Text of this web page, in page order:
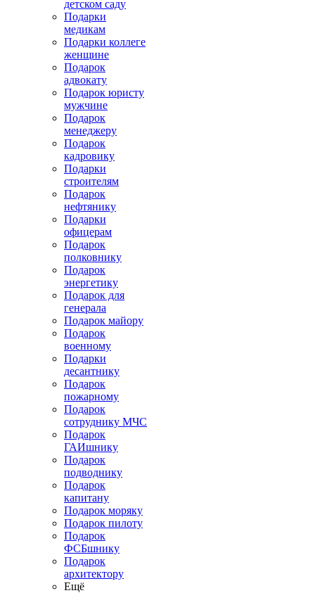
детском саду
Подарки
медикам
Подарки коллеге
женщине
Подарок
адвокату
Подарок юристу
мужчине
Подарок
менеджеру
Подарок
кадровику
Подарки
строителям
Подарок
нефтянику
Подарки
офицерам
Подарок
полковнику
Подарок
энергетику
Подарок для
генерала
Подарок майору
Подарок
военному
Подарки
десантнику
Подарок
пожарному
Подарок
сотруднику МЧС
Подарок
ГАИшнику
Подарок
подводнику
Подарок
капитану
Подарок моряку
Подарок пилоту
Подарок
ФСБшнику
Подарок
архитектору
Ещё